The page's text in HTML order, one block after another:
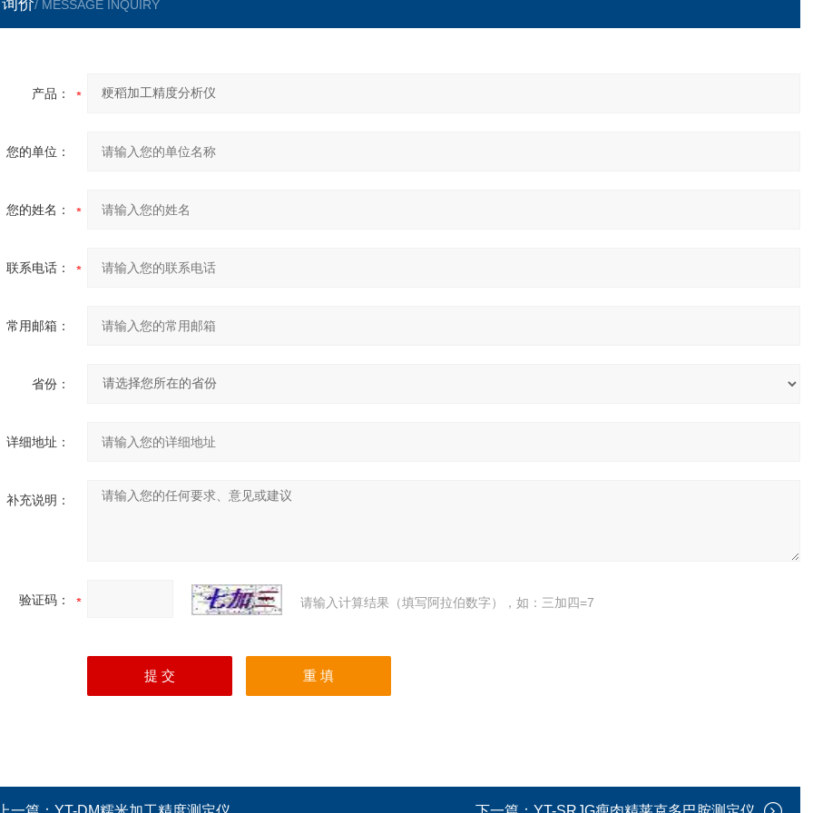
价/ MESSAGE INQUIRY
产品：
您的单位：
您的姓名：
联系电话：
常用邮箱：
省份：
详细地址：
补充说明：
验证码： 请输入计算结果（填写阿拉伯数字），如：三加四=7